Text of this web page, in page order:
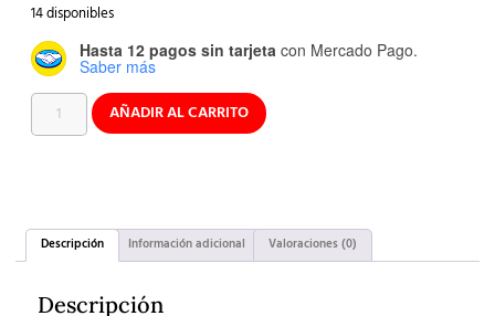
14 disponibles
Hasta 12 pagos sin tarjeta con Mercado Pago.
Saber más
AÑADIR AL CARRITO
Descripción Información adicional Valoraciones (0)
Descripción